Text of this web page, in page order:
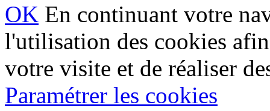
OK En continuant votre
l'utilisation des cookies
votre visite et de réaliser
Paramétrer les cookies